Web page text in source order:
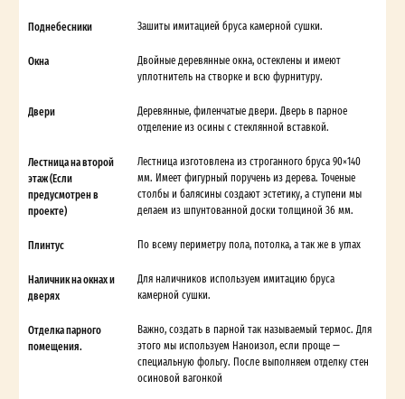
Поднебесники Зашиты имитацией бруса камерной сушки.
Окна
Двойные деревянные окна, остеклены и имеют
уплотнитель на створке и всю фурнитуру.
Двери
Деревянные, филенчатые двери. Дверь в парное
отделение из осины с стеклянной вставкой.
Лестница на второй
этаж (Если
предусмотрен в
проекте)
Лестница изготовлена из строганного бруса 90×140
мм. Имеет фигурный поручень из дерева. Точеные
столбы и балясины создают эстетику, а ступени мы
делаем из шпунтованной доски толщиной 36 мм.
Плинтус По всему периметру пола, потолка, а так же в углах
Наличник на окнах и
дверях
Для наличников используем имитацию бруса
камерной сушки.
Отделка парного
помещения.
Важно, создать в парной так называемый термос. Для
этого мы используем Наноизол, если проще —
специальную фольгу. После выполняем отделку стен
осиновой вагонкой